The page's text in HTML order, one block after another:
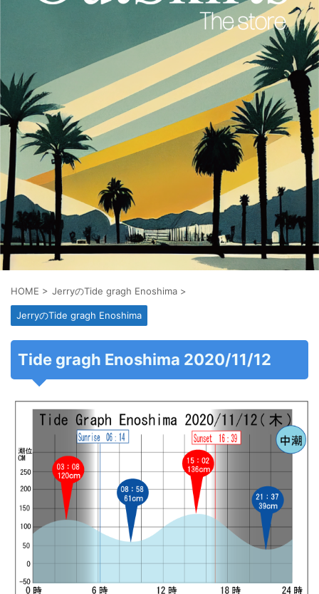
HOME > JerryのTide gragh Enoshima >
JerryのTide gragh Enoshima
Tide gragh Enoshima 2020/11/12